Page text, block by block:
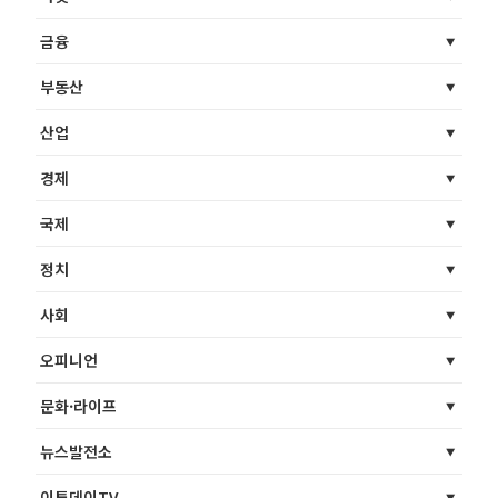
금융
부동산
산업
경제
국제
정치
사회
오피니언
문화·라이프
뉴스발전소